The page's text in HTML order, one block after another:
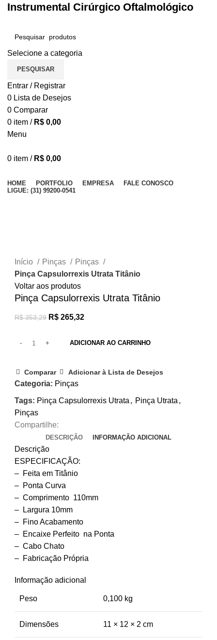
Instrumental Cirúrgico Oftalmológico
Selecione a categoria
PESQUISAR
Entrar / Registrar
0 Lista de Desejos
0 Comparar
0 item / R$ 0,00
Menu
0 item / R$ 0,00
HOME PORTFOLIO EMPRESA
FALE CONOSCO
LIGUE: (31) 99200-0541
Início
Pinças
Pinças
Pinça Capsulorrexis Utrata Titânio
Voltar aos produtos
Pinça Capsulorrexis Utrata Titânio
R$353,29 R$ 265,32
ADICIONAR AO CARRINHO
Comparar Adicionar à Lista de Desejos
Categoria: Pinças
Tags: Pinça Capsulorrexis Utrata , Pinça Utrata ,
Pinças
Compartilhe:
DESCRIÇÃO INFORMAÇÃO ADICIONAL
Descrição
ESPECIFICAÇÃO:
– Feita em Titânio
– Ponta Curva
– Comprimento 110mm
– Largura 10mm
– Fino Acabamento
– Encaixe Perfeito na Ponta
– Cabo Chato
– Fabricação Própria
Informação adicional
Peso 0,100 kg
Dimensões 11 × 12 × 2 cm